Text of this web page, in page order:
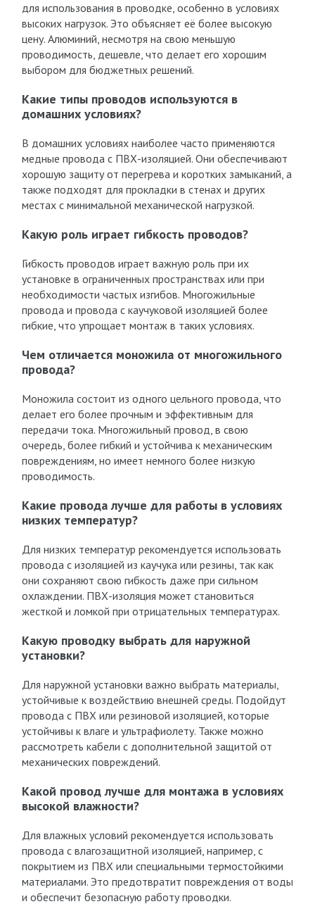
для использования в проводке, особенно в условиях
высоких нагрузок. Это объясняет её более высокую
цену. Алюминий, несмотря на свою меньшую
проводимость, дешевле, что делает его хорошим
выбором для бюджетных решений.
Какие типы проводов используются в
домашних условиях?
В домашних условиях наиболее часто применяются
медные провода с ПВХ-изоляцией. Они обеспечивают
хорошую защиту от перегрева и коротких замыканий, а
также подходят для прокладки в стенах и других
местах с минимальной механической нагрузкой.
Какую роль играет гибкость проводов?
Гибкость проводов играет важную роль при их
установке в ограниченных пространствах или при
необходимости частых изгибов. Многожильные
провода и провода с каучуковой изоляцией более
гибкие, что упрощает монтаж в таких условиях.
Чем отличается моножила от многожильного
провода?
Моножила состоит из одного цельного провода, что
делает его более прочным и эффективным для
передачи тока. Многожильный провод, в свою
очередь, более гибкий и устойчива к механическим
повреждениям, но имеет немного более низкую
проводимость.
Какие провода лучше для работы в условиях
низких температур?
Для низких температур рекомендуется использовать
провода с изоляцией из каучука или резины, так как
они сохраняют свою гибкость даже при сильном
охлаждении. ПВХ-изоляция может становиться
жесткой и ломкой при отрицательных температурах.
Какую проводку выбрать для наружной
установки?
Для наружной установки важно выбрать материалы,
устойчивые к воздействию внешней среды. Подойдут
провода с ПВХ или резиновой изоляцией, которые
устойчивы к влаге и ультрафиолету. Также можно
рассмотреть кабели с дополнительной защитой от
механических повреждений.
Какой провод лучше для монтажа в условиях
высокой влажности?
Для влажных условий рекомендуется использовать
провода с влагозащитной изоляцией, например, с
покрытием из ПВХ или специальными термостойкими
материалами. Это предотвратит повреждения от воды
и обеспечит безопасную работу проводки.